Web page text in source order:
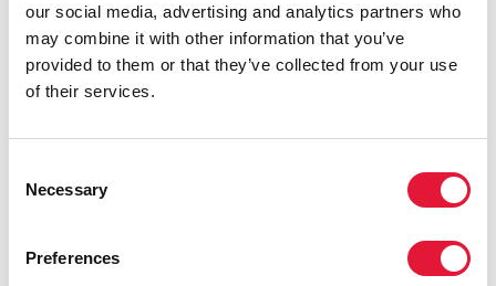
our social media, advertising and analytics partners who
may combine it with other information that you’ve
provided to them or that they’ve collected from your use
of their services.
Selection
Necessary
Preferences
проявила себя в качестве директора
исследовательской программы по ВИЧ
Вооруженных сил США и в качестве директора
отдела ретровирусологии в НИИ сухопутных войск
течение долгого времени. Они совместно работали
распространения ВИЧ- инфекций среди детей в